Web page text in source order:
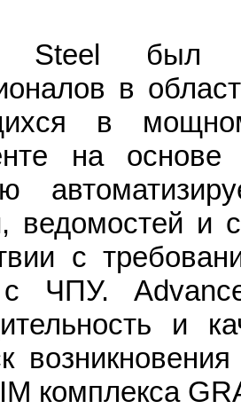
Steel был
в
в
на
ведомостей
с
с ЧПУ.
и
комплекса